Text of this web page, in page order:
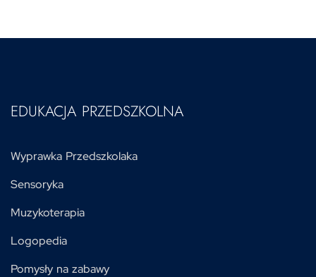
EDUKACJA PRZEDSZKOLNA
Wyprawka Przedszkolaka
Sensoryka
Muzykoterapia
Logopedia
Pomysły na zabawy